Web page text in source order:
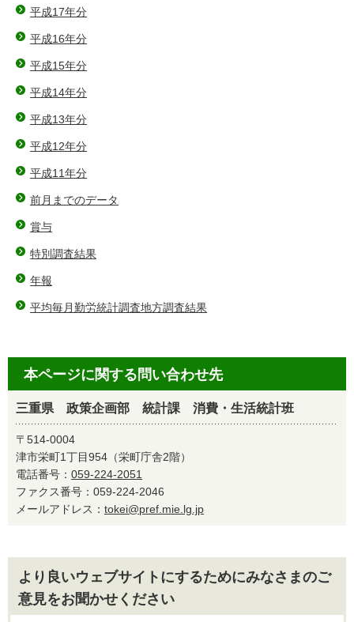
平成17年分
平成16年分
平成15年分
平成14年分
平成13年分
平成12年分
平成11年分
前月までのデータ
賞与
特別調査結果
年報
平均毎月勤労統計調査地方調査結果
本ページに関する問い合わせ先
三重県 政策企画部 統計課 消費・生活統計班
〒514-0004
津市栄町1丁目954（栄町庁舎2階）
電話番号： 059-224-2051
ファクス番号：059-224-2046
メールアドレス： tokei@pref.mie.lg.jp
より良いウェブサイトにするためにみなさまのご
意見をお聞かせください